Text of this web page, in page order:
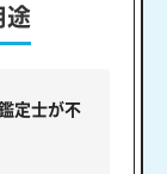
途
定士が不